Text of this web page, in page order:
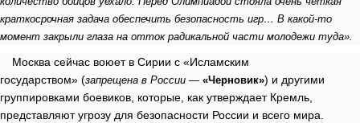
краткосрочная задача обеспечить безопасность игр… В какой-то
момент закрыли глаза на отток радикальной части молодежи туда».
Москва сейчас воюет в Сирии с «Исламским
государством» (запрещена в России — «Черновик») и другими
группировками боевиков, которые, как утверждает Кремль,
представляют угрозу для безопасности России и всего мира.